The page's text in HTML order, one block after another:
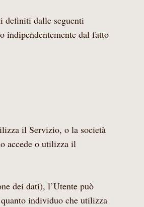
definiti dalle seguenti
indipendentemente dal fatto
il Servizio, o la società
accede o utilizza il
dei dati), l’Utente può
individuo che utilizza